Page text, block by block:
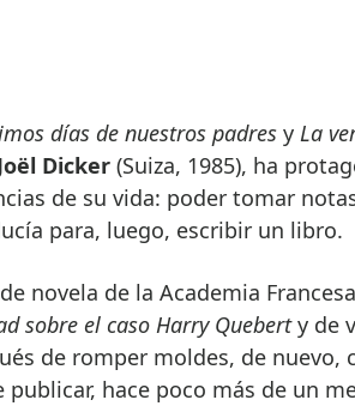
días de nuestros padresy La
Dicker(Suiza, 1985), ha
de su vida: poder tomar
para, luego, escribir un libro.
novela de la Academia
sobre el caso Harry Queberty de
de romper moldes, de nuevo,
publicar, hace poco más de un